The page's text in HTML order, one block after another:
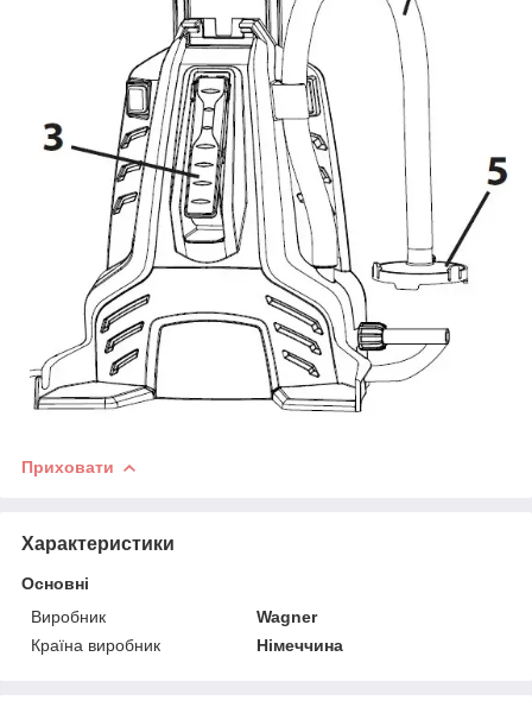
Приховати
Характеристики
Основні
Виробник
Wagner
Країна виробник
Німеччина